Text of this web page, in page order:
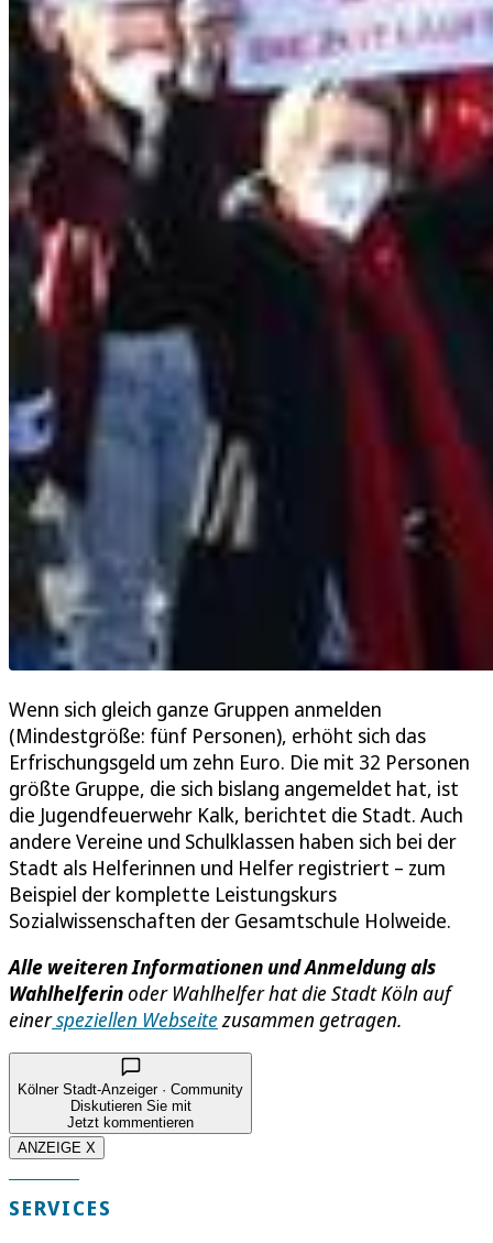
Wenn sich gleich ganze Gruppen anmelden
(Mindestgröße: fünf Personen), erhöht sich das
Erfrischungsgeld um zehn Euro. Die mit 32 Personen
größte Gruppe, die sich bislang angemeldet hat, ist
die Jugendfeuerwehr Kalk, berichtet die Stadt. Auch
andere Vereine und Schulklassen haben sich bei der
Stadt als Helferinnen und Helfer registriert – zum
Beispiel der komplette Leistungskurs
Sozialwissenschaften der Gesamtschule Holweide.
Alle weiteren Informationen und Anmeldung als
Wahlhelferinoder Wahlhelfer hat die Stadt Köln auf
einerspeziellen Webseitezusammen getragen.
Kölner Stadt-Anzeiger · Community
Diskutieren Sie mit
Jetzt kommentieren
ANZEIGE X
SERVICES